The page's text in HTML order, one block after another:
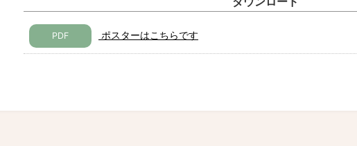
PDF ポスターはこちらです